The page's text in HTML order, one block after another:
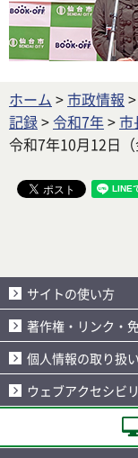
ホーム >市政情報 >
記録>令和7年>市
令和7年10月12日（
サイトの使い方
著作権・リンク・
個人情報の取り扱
ウェブアクセシビ